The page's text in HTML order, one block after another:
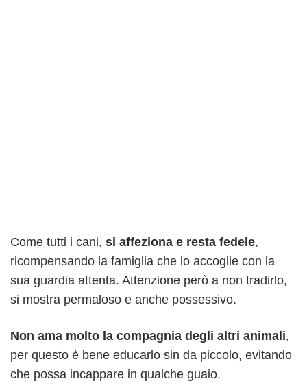
Come tutti i cani, si affeziona e resta fedele,
ricompensando la famiglia che lo accoglie con la
sua guardia attenta. Attenzione però a non tradirlo,
si mostra permaloso e anche possessivo.
Non ama molto la compagnia degli altri animali,
per questo è bene educarlo sin da piccolo, evitando
che possa incappare in qualche guaio.